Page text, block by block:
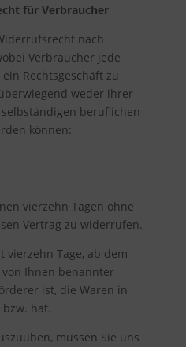
für Verbraucher
nach
Verbraucher jede
Rechtsgeschäft zu
weder ihrer
beruflichen
können:
vierzehn Tagen ohne
Vertrag zu widerrufen.
Tage, ab dem
Ihnen benannter
ist, die Waren in
hat.
müssen Sie uns